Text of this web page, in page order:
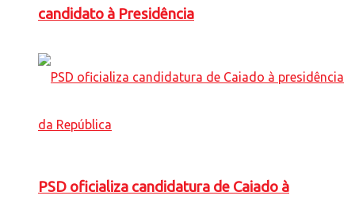
candidato à Presidência
PSD oficializa candidatura de Caiado à